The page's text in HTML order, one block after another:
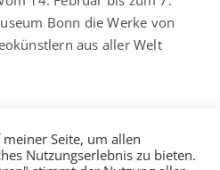
Bonn die Wer­ke von
aus aller Welt
Seite, um allen
Nutzungserlebnis zu bieten.